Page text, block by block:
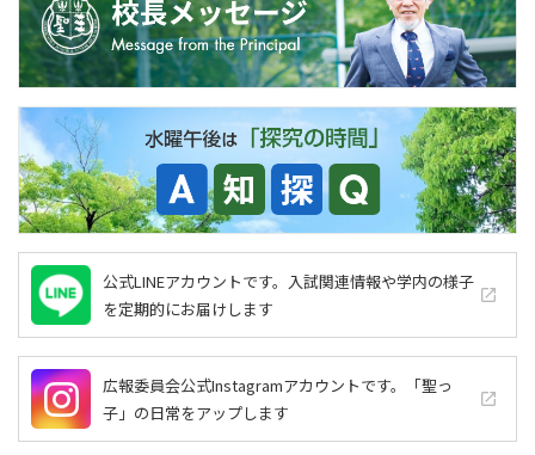
公式LINEアカウントです。入試関連情報や学内の様子
を定期的にお届けします
launch
広報委員会公式Instagramアカウントです。「聖っ
子」の日常をアップします
launch